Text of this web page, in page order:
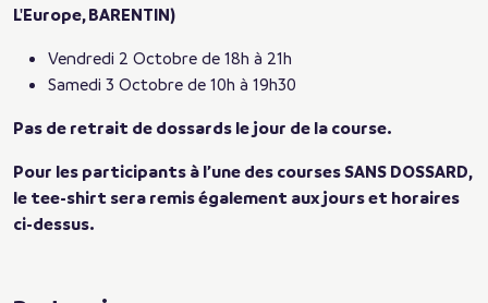
L'Europe, BARENTIN)
Vendredi 2 Octobre de 18h à 21h
Samedi 3 Octobre de 10h à 19h30
Pas de retrait de dossards le jour de la course.
Pour les participants à l’une des courses SANS DOSSARD,
le tee-shirt sera remis également aux jours et horaires
ci-dessus.